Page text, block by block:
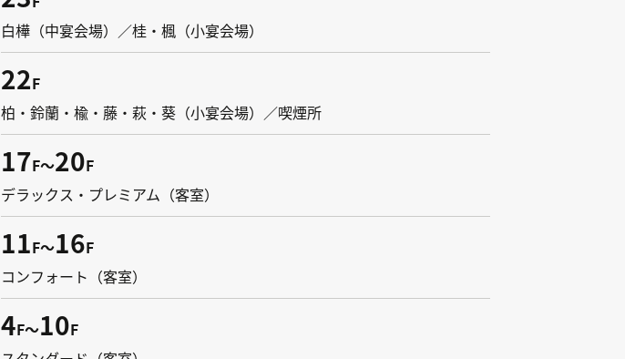
白樺（中宴会場）／桂・楓（小宴会場）
22F
柏・鈴蘭・楡・藤・萩・葵（小宴会場）／喫煙所
17F～20F
デラックス・プレミアム（客室）
11F～16F
コンフォート（客室）
4F～10F